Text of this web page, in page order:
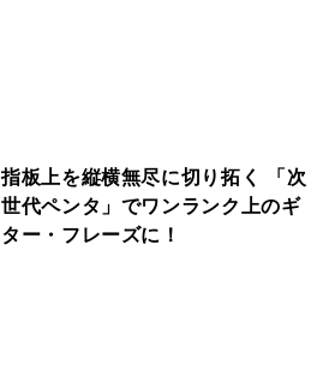
指板上を縦横無尽に切り拓く 「次
世代ペンタ」でワンランク上のギ
ター・フレーズに！